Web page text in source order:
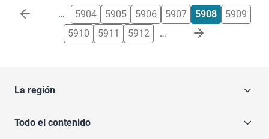
Paginación … 5904 5905 5906 5907 5908
5909
5910
5911 5912 …
La región
Todo el contenido